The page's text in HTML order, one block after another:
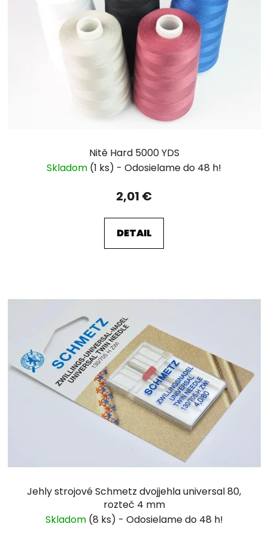
Nitě Hard 5000 YDS
Skladom (1 ks)
2,01 €
DETAIL
Jehly strojové Schmetz dvojjehla universal 80,
rozteč 4 mm
Skladom (8 ks)